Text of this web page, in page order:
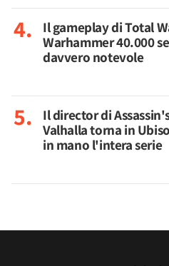
Il gameplay di Total
Warhammer 40.000
davvero notevole
Il director di
Valhalla torna in
in mano l'intera serie